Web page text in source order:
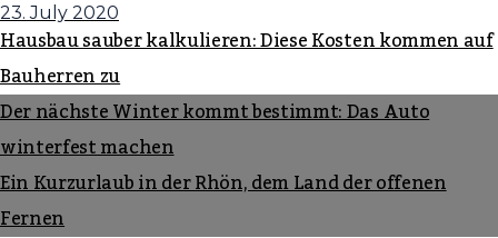
23. July 2020
Hausbau sauber kalkulieren: Diese Kosten kommen auf
Bauherren zu
Der nächste Winter kommt bestimmt: Das Auto
winterfest machen
Ein Kurzurlaub in der Rhön, dem Land der offenen
Fernen